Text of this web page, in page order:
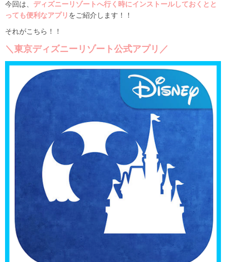
今回は、 ディズニーリゾートへ行く時にインストールしておくとと
っても便利なアプリ をご紹介します！！
それがこちら！！
＼東京ディズニーリゾート公式アプリ／